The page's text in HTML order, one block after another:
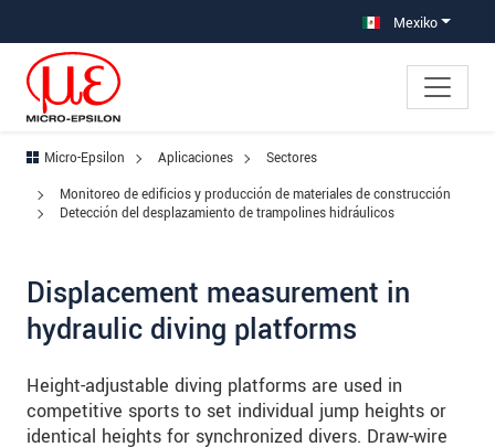
Saltar directamente a la navegación principal Mexiko
Micro-Epsilon Aplicaciones
Sectores
Monitoreo de edificios y producción de materiales de construcción
Detección del desplazamiento de trampolines hidráulicos
Displacement measurement in
hydraulic diving platforms
Height-adjustable diving platforms are used in
competitive sports to set individual jump heights or
identical heights for synchronized divers. Draw-wire